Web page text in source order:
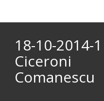
18-10-2014-1
Ciceroni
Comanescu